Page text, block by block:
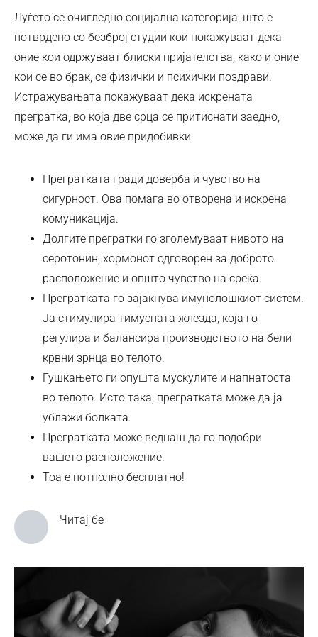
Луѓето се очигледно социјална категорија, што е
потврдено со безброј студии кои покажуваат дека
оние кои одржуваат блиски пријателства, како и оние
кои се во брак, се физички и психички поздрави.
Истражувањата покажуваат дека искрената
прегратка, во која две срца се притиснати заедно,
може да ги има овие придобивки:
Прегратката гради доверба и чувство на
сигурност. Ова помага во отворена и искрена
комуникација.
Долгите прегратки го зголемуваат нивото на
серотонин, хормонот одговорен за доброто
расположение и општо чувство на среќа.
Прегратката го зајакнува имунолошкиот систем.
Ја стимулира тимусната жлезда, која го
регулира и балансира производството на бели
крвни зрнца во телото.
Гушкањето ги опушта мускулите и напнатоста
во телото. Исто така, прегратката може да ја
ублажи болката.
Прегратката може веднаш да го подобри
вашето расположение.
Тоа е потполно бесплатно!
Читај бе